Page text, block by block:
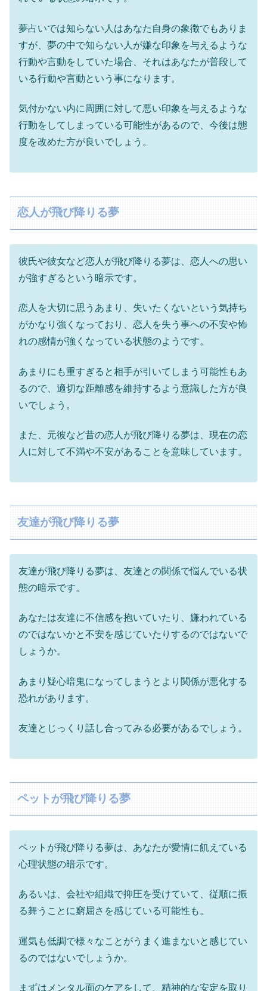
夢占いでは知らない人はあなた自身の象徴でもありま
すが、夢の中で知らない人が嫌な印象を与えるような
行動や言動をしていた場合、それはあなたが普段して
いる行動や言動という事になります。
気付かない内に周囲に対して悪い印象を与えるような
行動をしてしまっている可能性があるので、今後は態
度を改めた方が良いでしょう。
恋人が飛び降りる夢
彼氏や彼女など恋人が飛び降りる夢は、恋人への思い
が強すぎるという暗示です。
恋人を大切に思うあまり、失いたくないという気持ち
がかなり強くなっており、恋人を失う事への不安や怖
れの感情が強くなっている状態のようです。
あまりにも重すぎると相手が引いてしまう可能性もあ
るので、適切な距離感を維持するよう意識した方が良
いでしょう。
また、元彼など昔の恋人が飛び降りる夢は、現在の恋
人に対して不満や不安があることを意味しています。
友達が飛び降りる夢
友達が飛び降りる夢は、友達との関係で悩んでいる状
態の暗示です。
あなたは友達に不信感を抱いていたり、嫌われている
のではないかと不安を感じていたりするのではないで
しょうか。
あまり疑心暗鬼になってしまうとより関係が悪化する
恐れがあります。
友達とじっくり話し合ってみる必要があるでしょう。
ペットが飛び降りる夢
ペットが飛び降りる夢は、あなたが愛情に飢えている
心理状態の暗示です。
あるいは、会社や組織で抑圧を受けていて、従順に振
る舞うことに窮屈さを感じている可能性も。
運気も低調で様々なことがうまく進まないと感じてい
るのではないでしょうか。
まずはメンタル面のケアをして、精神的な安定を取り